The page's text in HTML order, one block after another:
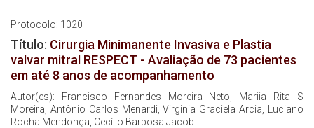
Protocolo: 1020
Título: Cirurgia Minimanente Invasiva e Plastia
valvar mitral RESPECT - Avaliação de 73 pacientes
em até 8 anos de acompanhamento
Autor(es): Francisco Fernandes Moreira Neto, Mariia Rita S
Moreira, Antônio Carlos Menardi, Virginia Graciela Arcia, Luciano
Rocha Mendonça, Cecílio Barbosa Jacob